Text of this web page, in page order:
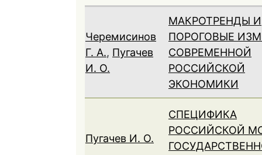
Черемисинов
Г. А., Пугачев
И. О.
МАКРОТРЕНДЫ И
ПОРОГОВЫЕ
СОВРЕМЕННОЙ
РОССИЙСКОЙ
ЭКОНОМИКИ
Пугачев И. О.
СПЕЦИФИКА
РОССИЙСКОЙ